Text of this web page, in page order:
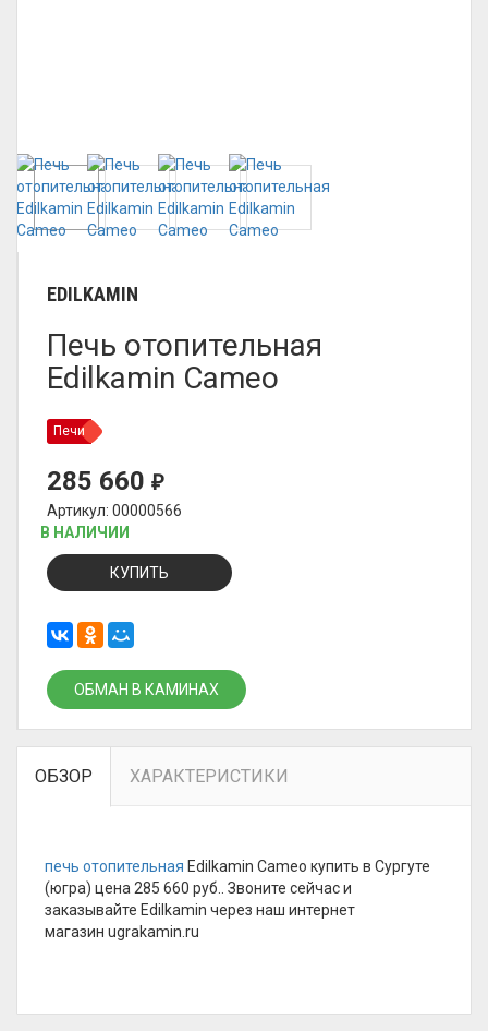
EDILKAMIN
Печь отопительная
Edilkamin Cameo
Печи
285 660 ₽
Артикул: 00000566
В НАЛИЧИИ
КУПИТЬ
ОБМАН В КАМИНАХ
ОБЗОР ХАРАКТЕРИСТИКИ
печь отопительная Edilkamin Cameo купить в Сургуте
(югра) цена 285 660 руб.. Звоните сейчас и
заказывайте Edilkamin через наш интернет
магазин ugrakamin.ru